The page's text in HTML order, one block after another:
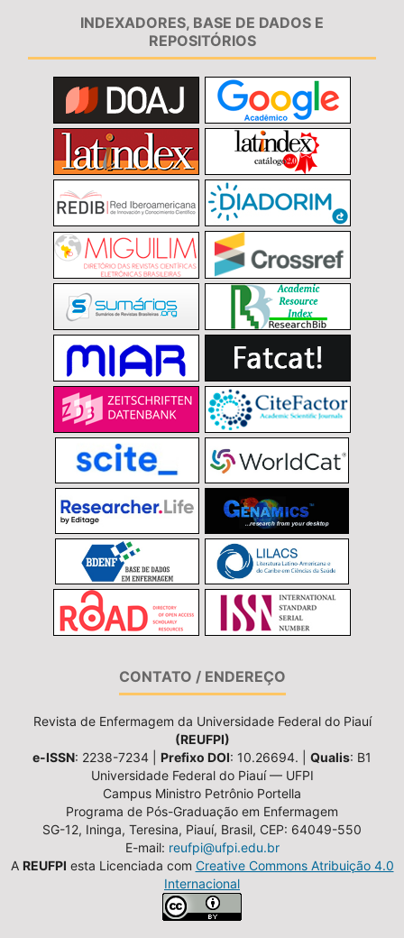
INDEXADORES, BASE DE DADOS E
REPOSITÓRIOS
CONTATO / ENDEREÇO
Revista de Enfermagem da Universidade Federal do Piauí
(REUFPI)
e-ISSN: 2238-7234 | Prefixo DOI: 10.26694. | Qualis: B1
Universidade Federal do Piauí — UFPI
Campus Ministro Petrônio Portella
Programa de Pós-Graduação em Enfermagem
SG-12, Ininga, Teresina, Piauí, Brasil, CEP: 64049-550
E-mail: reufpi@ufpi.edu.br
A REUFPI esta Licenciada com Creative Commons Atribuição 4.0
Internacional